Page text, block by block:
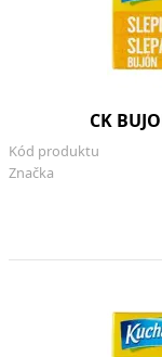
CK
Značka
Kód produktu